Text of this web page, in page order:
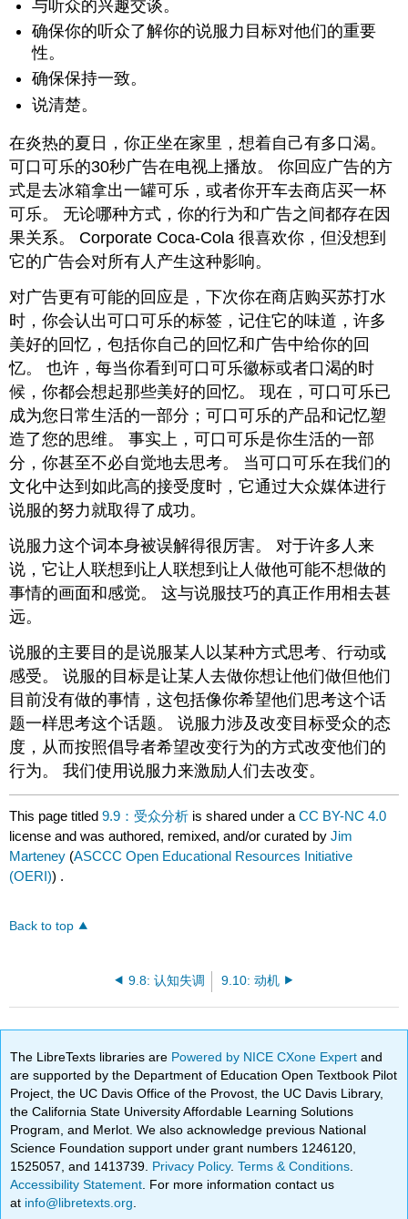
与听众的兴趣交谈。
确保你的听众了解你的说服力目标对他们的重要
性。
确保保持一致。
说清楚。
在炎热的夏日，你正坐在家里，想着自己有多口渴。
可口可乐的30秒广告在电视上播放。 你回应广告的方
式是去冰箱拿出一罐可乐，或者你开车去商店买一杯
可乐。 无论哪种方式，你的行为和广告之间都存在因
果关系。 Corporate Coca-Cola 很喜欢你，但没想到
它的广告会对所有人产生这种影响。
对广告更有可能的回应是，下次你在商店购买苏打水
时，你会认出可口可乐的标签，记住它的味道，许多
美好的回忆，包括你自己的回忆和广告中给你的回
忆。 也许，每当你看到可口可乐徽标或者口渴的时
候，你都会想起那些美好的回忆。 现在，可口可乐已
成为您日常生活的一部分；可口可乐的产品和记忆塑
造了您的思维。 事实上，可口可乐是你生活的一部
分，你甚至不必自觉地去思考。 当可口可乐在我们的
文化中达到如此高的接受度时，它通过大众媒体进行
说服的努力就取得了成功。
说服力这个词本身被误解得很厉害。 对于许多人来
说，它让人联想到让人联想到让人做他可能不想做的
事情的画面和感觉。 这与说服技巧的真正作用相去甚
远。
说服的主要目的是说服某人以某种方式思考、行动或
感受。 说服的目标是让某人去做你想让他们做但他们
目前没有做的事情，这包括像你希望他们思考这个话
题一样思考这个话题。 说服力涉及改变目标受众的态
度，从而按照倡导者希望改变行为的方式改变他们的
行为。 我们使用说服力来激励人们去改变。
This page titled9.9：受众分析 is shared under aCC BY-NC 4.0
license and was authored, remixed, and/or curated byJim
Marteney (ASCCC Open Educational Resources Initiative
(OERI)) .
Back to top
9.8: 认知失调 9.10: 动机
The LibreTexts libraries are Powered by NICE CXone Expertand
are supported by the Department of Education Open Textbook Pilot
Project, the UC Davis Office of the Provost, the UC Davis Library,
the California State University Affordable Learning Solutions
Program, and Merlot. We also acknowledge previous National
Science Foundation support under grant numbers 1246120,
1525057, and 1413739. Privacy Policy.Terms & Conditions
Accessibility Statement . For more information contact us
at info@libretexts.org